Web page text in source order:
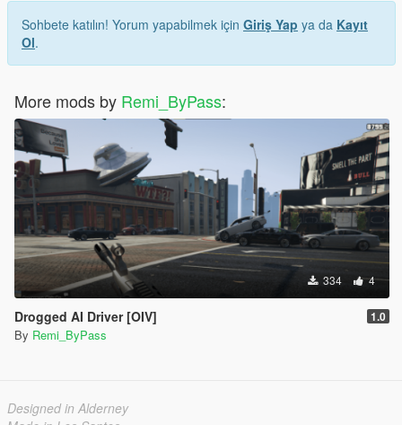
Sohbete katılın! Yorum yapabilmek için Giriş Yap ya da Kayıt
Ol.
More mods by Remi_ByPass:
334 4
Drogged AI Driver [OIV] 1.0
By Remi_ByPass
Designed in Alderney